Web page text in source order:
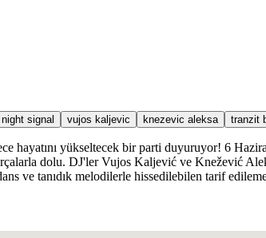
night signal vujos kaljevic knezevic aleksa tranzit
hayatını yükseltecek bir parti duyuruyor! 6
parçalarla dolu. DJ'ler Vujos Kaljević ve Knežević
ve tanıdık melodilerle hissedilebilen tarif